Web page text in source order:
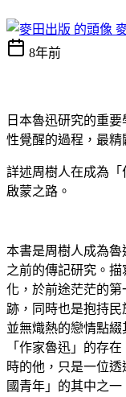
8年前
日本魯迅研究的重
性覺醒的過程，最精
詳述周樹人在成為
啟蒙之路。
本書是周樹人成為
之前的傳記研究。
化，於前途茫茫的
跡，同時也是抱持
並無熾熱的戀情點
「作家魯迅」的存
時的他，只是一位
國青年」的其中之一